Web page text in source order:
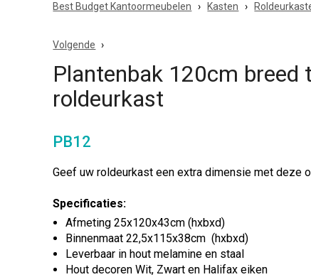
Best Budget Kantoormeubelen › Kasten ›
Volgende
Plantenbak 120cm breed
roldeurkast
PB12
Geef uw roldeurkast een extra dimensie met deze
Specificaties:
Afmeting 25x120x43cm (hxbxd)
Binnenmaat 22,5x115x38cm (hxbxd)
Leverbaar in hout melamine en staal
Hout decoren Wit, Zwart en Halifax eiken